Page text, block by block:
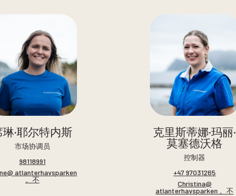
琳·耶尔特内斯
市场协调员
98118991
atlanterhavsparken
。不
克里斯蒂娜·玛丽·
莫塞德沃格
控制器
+47 97031265
Christina@
atlanterhavsparken 。不